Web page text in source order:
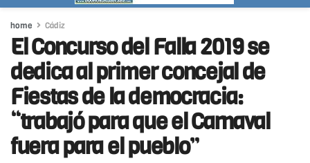
home Cádiz
El Concurso del Falla 2019 se
dedica al primer concejal de
Fiestas de la democracia:
“trabajó para que el Carnaval
fuera para el pueblo”